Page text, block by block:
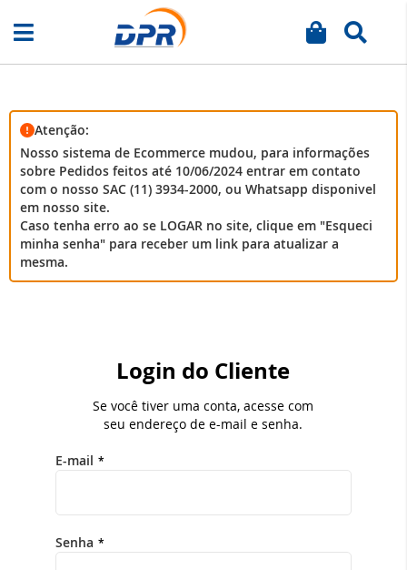
Pular
Meu
Atenção:
Nosso sistema de Ecommerce mudou, para informações
sobre Pedidos feitos até 10/06/2024 entrar em contato
com o nosso SAC (11) 3934-2000, ou Whatsapp disponivel
em nosso site.
Caso tenha erro ao se LOGAR no site, clique em "Esqueci
minha senha" para receber um link para atualizar a
mesma.
Login do Cliente
Se você tiver uma conta, acesse com
seu endereço de e-mail e senha.
E-mail
Senha